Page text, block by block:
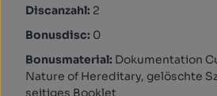
Discanzahl: 2
Bonusdisc: 0
Bonusmaterial: Dokumentation
Nature of Hereditary, gelöschte